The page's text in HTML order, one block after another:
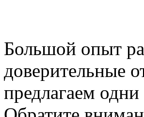
Большой опыт
доверительные
предлагаем